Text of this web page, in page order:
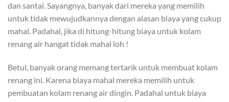
dan santai. Sayangnya, banyak dari mereka yang memilih
untuk tidak mewujudkannya dengan alasan biaya yang cukup
mahal. Padahal, jika di hitung-hitung biaya untuk kolam
renang air hangat tidak mahal loh !
Betul, banyak orang memang tertarik untuk membuat kolam
renang ini. Karena biaya mahal mereka memilih untuk
pembuatan kolam renang air dingin. Padahal untuk biaya